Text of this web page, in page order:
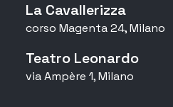
La Cavallerizza
corso Magenta 24, Milano
Teatro Leonardo
via Ampère 1, Milano